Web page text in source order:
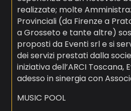
realizzate; molte
Provinciali (da Firenze a
a Grosseto e tante altre)
proposti da Eventi srl e si
dei servizi prestati dalla
iniziativa dell’ARCI Toscana,
adesso in sinergia con
MUSIC POOL